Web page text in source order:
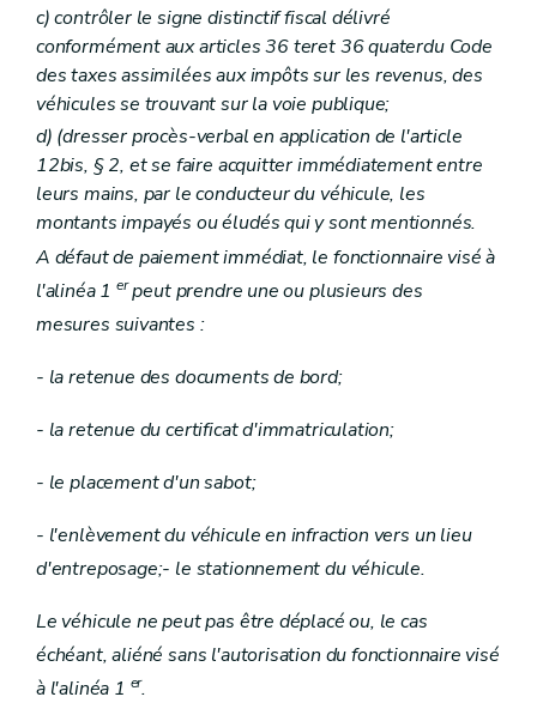
c)contrôler le signe distinctif fiscal délivré
conformément aux articles 36teret 36quaterdu Code
des taxes assimilées aux impôts sur les revenus, des
véhicules se trouvant sur la voie publique;
d) (dresser procès-verbal en application de l'article
12bis, § 2, et se faire acquitter immédiatement entre
leurs mains, par le conducteur du véhicule, les
montants impayés ou éludés qui y sont mentionnés.
A défaut de paiement immédiat, le fonctionnaire visé à
l'alinéa 1erpeut prendre une ou plusieurs des
mesures suivantes :
- la retenue des documents de bord;
- la retenue du certificat d'immatriculation;
- le placement d'un sabot;
- l'enlèvement du véhicule en infraction vers un lieu
d'entreposage;- le stationnement du véhicule.
Le véhicule ne peut pas être déplacé ou, le cas
échéant, aliéné sans l'autorisation du fonctionnaire visé
à l'alinéa 1 er.